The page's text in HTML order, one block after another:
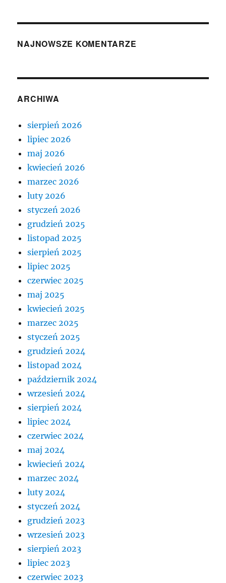
NAJNOWSZE KOMENTARZE
ARCHIWA
sierpień 2026
lipiec 2026
maj 2026
kwiecień 2026
marzec 2026
luty 2026
styczeń 2026
grudzień 2025
listopad 2025
sierpień 2025
lipiec 2025
czerwiec 2025
maj 2025
kwiecień 2025
marzec 2025
styczeń 2025
grudzień 2024
listopad 2024
październik 2024
wrzesień 2024
sierpień 2024
lipiec 2024
czerwiec 2024
maj 2024
kwiecień 2024
marzec 2024
luty 2024
styczeń 2024
grudzień 2023
wrzesień 2023
sierpień 2023
lipiec 2023
czerwiec 2023